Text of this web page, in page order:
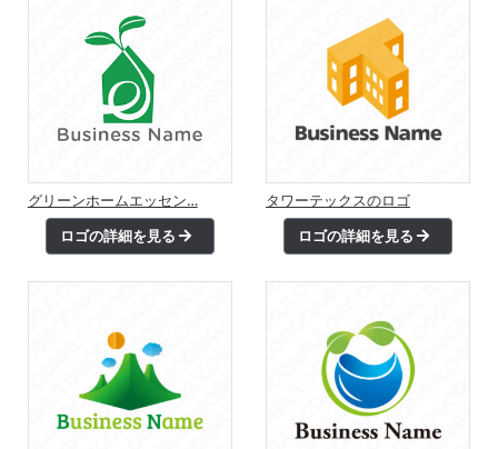
グリーンホームエッセン…
ロゴの詳細を見る
タワーテックスのロゴ
ロゴの詳細を見る